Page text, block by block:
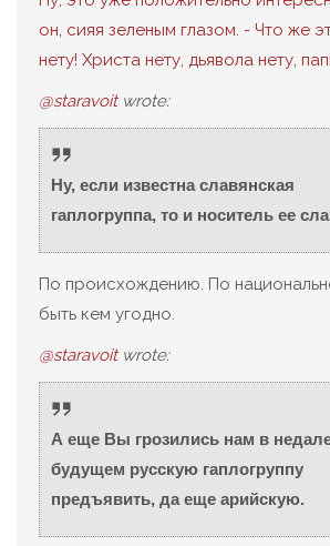
он, сияя зеленым глазом. - Что же
нету! Христа нету, дьявола нету,
@staravoitwrote:
Ну, если известна славянская
гаплогруппа, то и носитель ее
По происхождению. По
быть кем угодно.
@staravoitwrote:
А еще Вы грозились нам в
будущем русскую гаплогруппу
предъявить, да еще арийскую.